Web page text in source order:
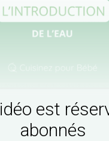
est
abonnés